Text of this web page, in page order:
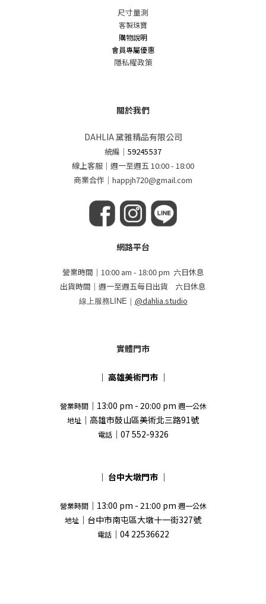
尺寸量測
客製珠寶
購物說明
會員專屬優惠
隱私權政策
關於我們
DAHLIA 黛雅精品有限公司
統編 ｜59245537
線上客服｜週一至週五 10:00 - 18:00
商業合作｜happjh720@gmail.com
網路平台
營業時間｜10:00 am - 18:00 pm 六日休息
出貨時間｜週一至週五每日出貨 六日休息
線上服務LINE｜ @dahlia.studio
實體門市
｜ 高雄美術門市 ｜
營業時間｜13:00 pm - 20:00 pm 週一公休
地址 ｜高雄市鼓山區美術北三路91號
電話｜07 552-9326
｜ 台中大墩門市 ｜
營業時間｜13:00 pm - 21:00 pm 週一公休
地址 ｜台中市南屯區大墩十一街327號
電話｜04 22536622